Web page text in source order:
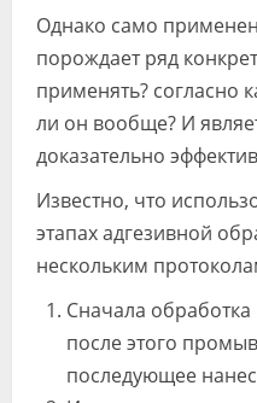
Однако само
порождает ряд
применять? согласно
ли он вообще? И
доказательно
Известно, что
этапах адгезивной
нескольким
Сначала
после этого
последующее